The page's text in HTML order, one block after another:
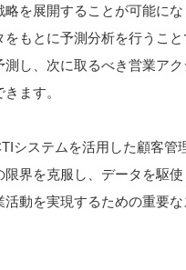
を展開することが可能にな
をもとに予測分析を行うこ
測し、次に取るべき営業ア
ます。
システムを活用した顧客管
限界を克服し、データを駆使
活動を実現するための重要